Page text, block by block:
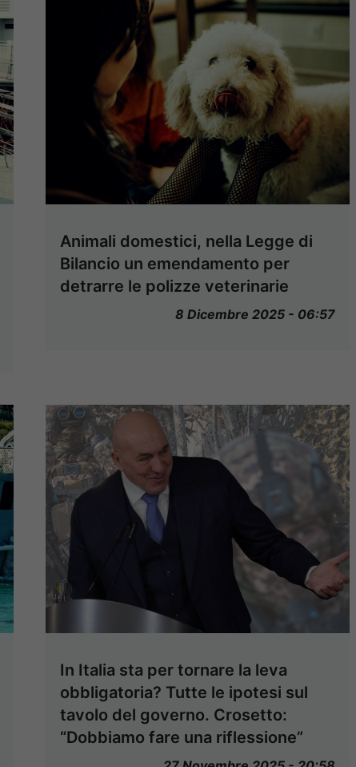
Animali domestici, nella Legge di
Bilancio un emendamento per
detrarre le polizze veterinarie
8 Dicembre 2025 - 06:57
In Italia sta per tornare la leva
obbligatoria? Tutte le ipotesi sul
tavolo del governo. Crosetto:
“Dobbiamo fare una riflessione”